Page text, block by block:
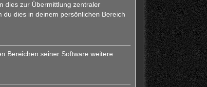
dies zur Übermittlung zentraler
dies in deinem persönlichen Bereich
Bereichen seiner Software weitere